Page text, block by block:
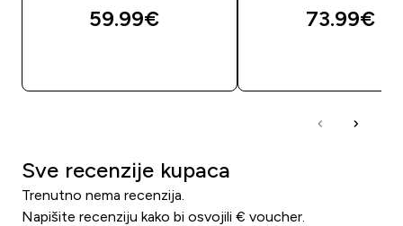
59.99€‎ 73.99€‎
Sve recenzije kupaca
Trenutno nema recenzija.
Napišite recenziju kako bi osvojili € voucher.